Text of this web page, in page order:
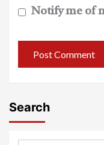
Notify me of
Search